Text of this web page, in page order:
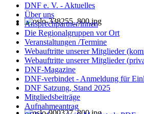
DNF e. V. - Aktuelles
Über uns
Ansprechpartner/innen
Die Regionalgruppen vor Ort
Veranstaltungen /Termine
Webauftritte unserer Mitglieder
Webauftritte unserer Mitglieder
DNF-Magazine
DNF-verbindet - Anmeldung für
DNF Satzung, Stand 2025
Mitgliedsbeiträge
Aufnahmeantrag